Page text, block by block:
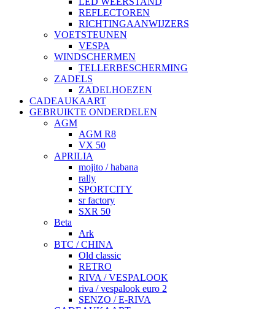
REFLECTOREN
RICHTINGAANWIJZERS
VOETSTEUNEN
VESPA
WINDSCHERMEN
TELLERBESCHERMING
ZADELS
ZADELHOEZEN
CADEAUKAART
GEBRUIKTE ONDERDELEN
AGM
AGM R8
VX 50
APRILIA
mojito / habana
rally
SPORTCITY
sr factory
SXR 50
Beta
Ark
BTC / CHINA
Old classic
RETRO
RIVA / VESPALOOK
riva / vespalook euro 2
SENZO / E-RIVA